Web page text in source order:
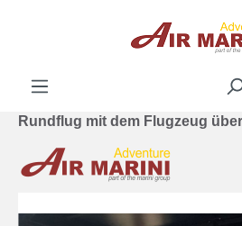
Rundflug mit dem Flugzeug